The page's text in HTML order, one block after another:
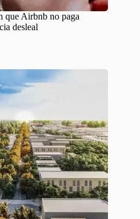
que Airbnb no paga
desleal